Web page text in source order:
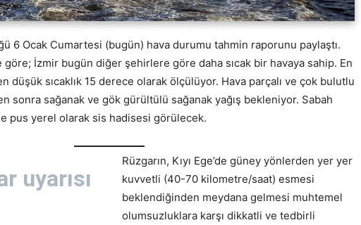
6 Ocak Cumartesi (bugün) hava durumu tahmin raporunu paylaştı.
İzmir bugün diğer şehirlere göre daha sıcak bir havaya sahip. En
düşük sıcaklık 15 derece olarak ölçülüyor. Hava parçalı ve çok bulutlu
sonra sağanak ve gök gürültülü sağanak yağış bekleniyor. Sabah
pus yerel olarak sis hadisesi görülecek.
uyarısı
Rüzgarın, Kıyı Ege’de güney yönlerden yer yer
kuvvetli (40-70 kilometre/saat) esmesi
beklendiğinden meydana gelmesi muhtemel
olumsuzluklara karşı dikkatli ve tedbirli